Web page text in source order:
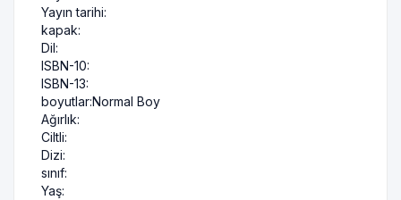
Yayın tarihi:
kapak:
Dil:
ISBN-10:
ISBN-13:
boyutlar:Normal Boy
Ağırlık:
Ciltli:
Dizi:
sınıf:
Yaş: